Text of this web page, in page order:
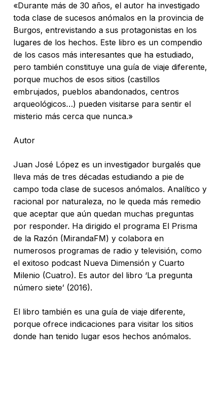
No hay productos en el carrito.
Go To Shop
«Durante más de 30 años, el autor ha investigado
toda clase de sucesos anómalos en la provincia de
Burgos, entrevistando a sus protagonistas en los
lugares de los hechos. Este libro es un compendio
de los casos más interesantes que ha estudiado,
pero también constituye una guía de viaje diferente,
porque muchos de esos sitios (castillos
embrujados, pueblos abandonados, centros
arqueológicos…) pueden visitarse para sentir el
misterio más cerca que nunca.»
Autor
Juan José López es un investigador burgalés que
lleva más de tres décadas estudiando a pie de
campo toda clase de sucesos anómalos. Analítico y
racional por naturaleza, no le queda más remedio
que aceptar que aún quedan muchas preguntas
por responder. Ha dirigido el programa El Prisma
de la Razón (MirandaFM) y colabora en
numerosos programas de radio y televisión, como
el exitoso podcast Nueva Dimensión y Cuarto
Milenio (Cuatro). Es autor del libro ‘La pregunta
número siete’ (2016).
El libro también es una guía de viaje diferente,
porque ofrece indicaciones para visitar los sitios
donde han tenido lugar esos hechos anómalos.